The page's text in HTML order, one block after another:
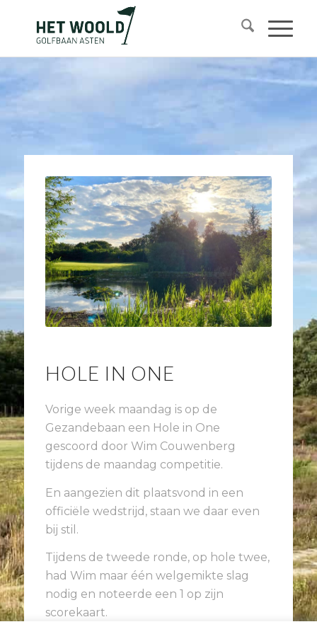
HOLE IN ONE
Vorige week maandag is op de
Gezandebaan een Hole in One
gescoord door Wim Couwenberg
tijdens de maandag competitie.
En aangezien dit plaatsvond in een
officiële wedstrijd, staan we daar even
bij stil.
Tijdens de tweede ronde, op hole twee,
had Wim maar één welgemikte slag
nodig en noteerde een 1 op zijn
scorekaart.